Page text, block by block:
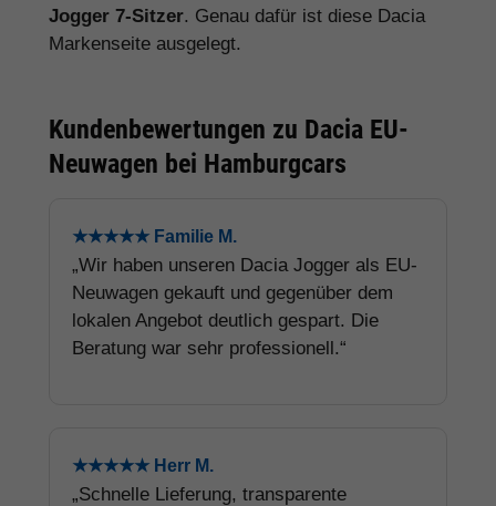
Jogger 7-Sitzer. Genau dafür ist diese Dacia
Markenseite ausgelegt.
Kundenbewertungen zu Dacia EU-
Neuwagen bei Hamburgcars
★★★★★ Familie M.
„Wir haben unseren Dacia Jogger als EU-
Neuwagen gekauft und gegenüber dem
lokalen Angebot deutlich gespart. Die
Beratung war sehr professionell.“
★★★★★ Herr M.
„Schnelle Lieferung, transparente